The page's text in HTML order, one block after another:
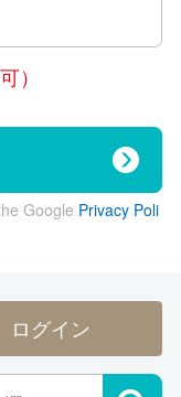
）
Google Privacy Poli
ログイン